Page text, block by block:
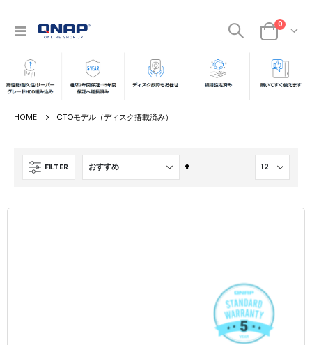
ナ
を
呼
ぶ
カート
0商品
CTOモデル（ディスク搭載済み）
FILTER
降